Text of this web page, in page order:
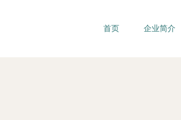
首页 企业简介